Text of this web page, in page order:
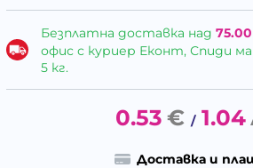
Безплатна доставка над 75.00
офис с куриер Еконт, Спиди
5 кг.
0.53 € / 1.04
Доставка и